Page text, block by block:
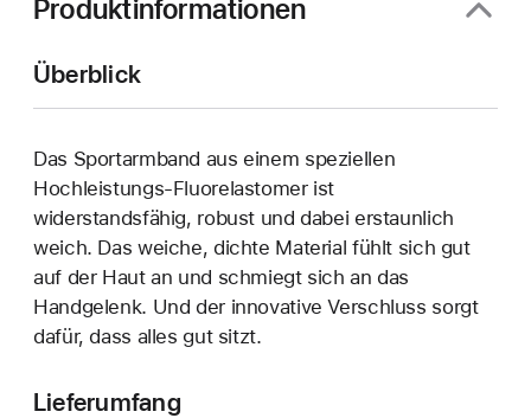
Produktinformationen
Überblick
Das Sportarmband aus einem speziellen
Hochleistungs-Fluorelastomer ist
widerstandsfähig, robust und dabei erstaunlich
weich. Das weiche, dichte Material fühlt sich gut
auf der Haut an und schmiegt sich an das
Handgelenk. Und der innovative Verschluss sorgt
dafür, dass alles gut sitzt.
Lieferumfang